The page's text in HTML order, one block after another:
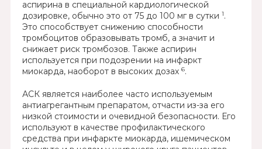
аспирина в специальной кардиологической
дозировке, обычно это от 75 до 100 мг в сутки 1.
Это способствует снижению способности
тромбоцитов образовывать тромб, а значит и
снижает риск тромбозов. Также аспирин
используется при подозрении на инфаркт
миокарда, наоборот в высоких дозах 6.
АСК является наиболее часто используемым
антиагрегантным препаратом, отчасти из-за его
низкой стоимости и очевидной безопасности. Его
используют в качестве профилактического
средства при инфаркте миокарда, ишемическом